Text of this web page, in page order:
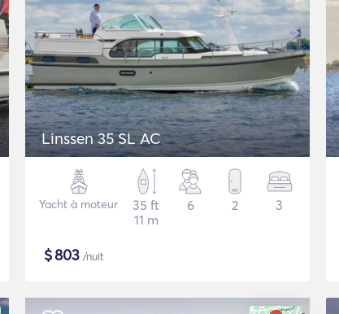
Linssen 35 SL AC
Yacht à moteur
35 ft
11 m
6 2 3
$803 /nuit